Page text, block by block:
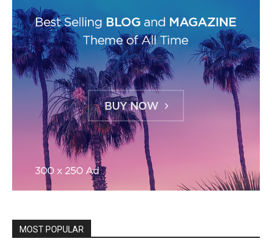
MOST POPULAR